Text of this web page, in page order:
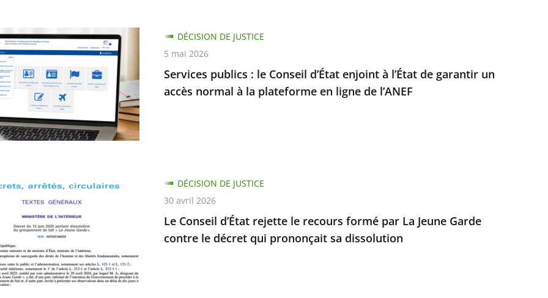
Services publics : le Conseil d’État enjoint à l’État de garantir un
accès normal à la plateforme en ligne de l’ANEF
DÉCISION DE JUSTICE
5 mai 2026
Le Conseil d’État rejette le recours formé par La Jeune Garde
contre le décret qui prononçait sa dissolution
DÉCISION DE JUSTICE
30 avril 2026